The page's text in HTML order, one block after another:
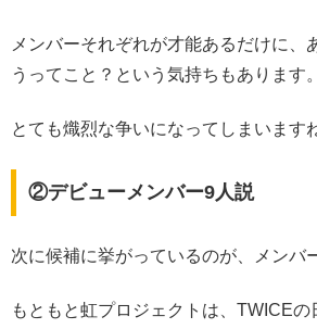
メンバーそれぞれが才能あるだけに、
うってこと？という気持ちもあります。
とても熾烈な争いになってしまいます
②デビューメンバー9人説
次に候補に挙がっているのが、メンバ
もともと虹プロジェクトは、TWICEの